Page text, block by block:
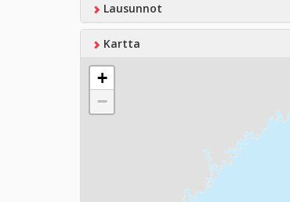
Lausunnot
Kartta
+
−